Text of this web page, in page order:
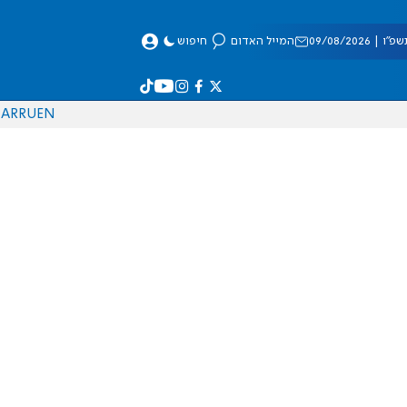
08/2026 המייל האדום חיפוש
EN
RU
AR